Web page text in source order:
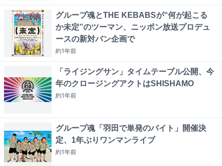
グループ魂とTHE KEBABSが“何が起こる
か未定”のツーマン、ニッポン放送プロデュ
ースの新対バン企画で
約1年前
「ライジングサン」タイムテーブル公開、今
年のクロージングアクトはSHISHAMO
約1年前
グループ魂「羽田で単発のバイト」開催決
定、1年ぶりワンマンライブ
約1年前